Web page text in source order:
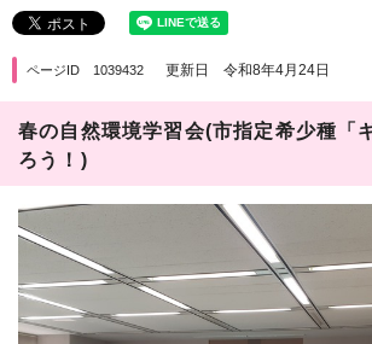
ページID 1039432 更新日 令和8年4月24日
春の自然環境学習会(市指定希少種「
ろう！)